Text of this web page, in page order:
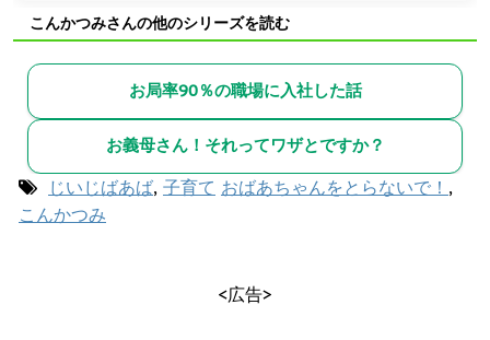
こんかつみさんの他のシリーズを読む
お局率90％の職場に入社した話
お義母さん！それってワザとですか？
じいじばあば, 子育て おばあちゃんをとらないで！ ,
こんかつみ
<広告>